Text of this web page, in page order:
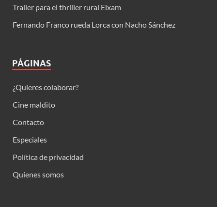
Trailer para el thriller rural Eixam
Fernando Franco rueda Lorca con Nacho Sánchez
PÁGINAS
¿Quieres colaborar?
Cine maldito
Contacto
Especiales
Política de privacidad
Quienes somos